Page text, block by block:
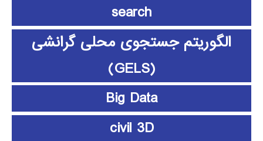
search
الگوریتم جستجوی محلی گرانشی
(GELS)
Big Data
civil 3D